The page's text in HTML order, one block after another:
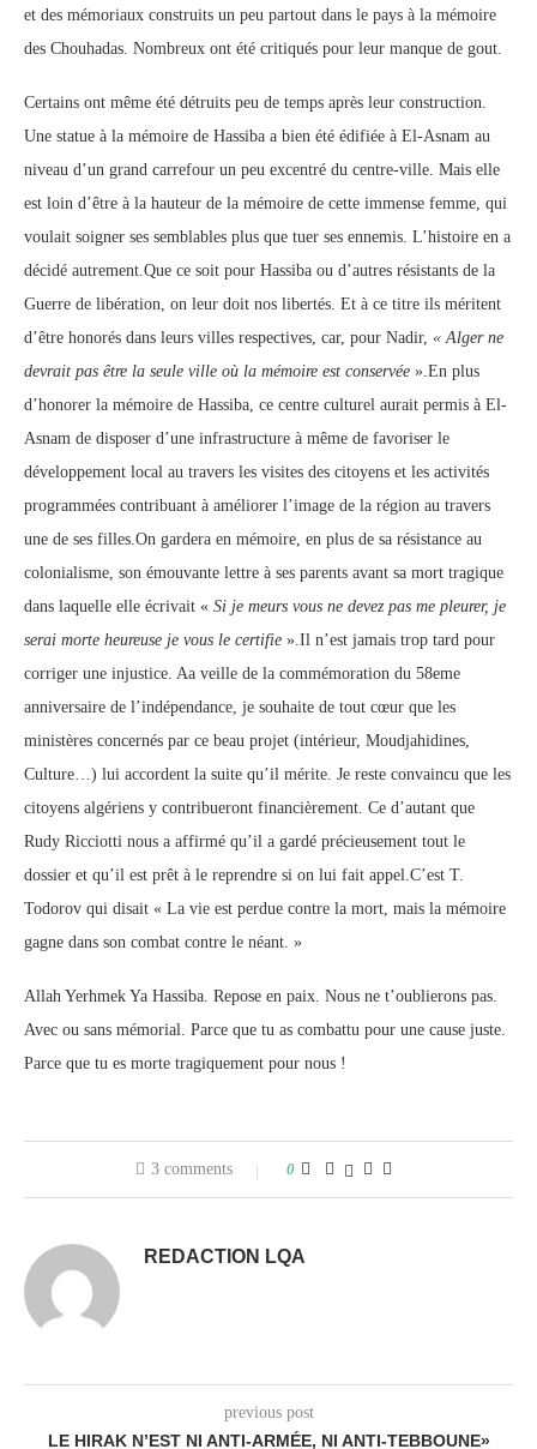
et des mémoriaux construits un peu partout dans le pays à la mémoire
des Chouhadas. Nombreux ont été critiqués pour leur manque de gout.
Certains ont même été détruits peu de temps après leur construction.
Une statue à la mémoire de Hassiba a bien été édifiée à El-Asnam au
niveau d’un grand carrefour un peu excentré du centre-ville. Mais elle
est loin d’être à la hauteur de la mémoire de cette immense femme, qui
voulait soigner ses semblables plus que tuer ses ennemis. L’histoire en a
décidé autrement.Que ce soit pour Hassiba ou d’autres résistants de la
Guerre de libération, on leur doit nos libertés. Et à ce titre ils méritent
d’être honorés dans leurs villes respectives, car, pour Nadir, « Alger ne
devrait pas être la seule ville où la mémoire est conservée ».En plus
d’honorer la mémoire de Hassiba, ce centre culturel aurait permis à El-
Asnam de disposer d’une infrastructure à même de favoriser le
développement local au travers les visites des citoyens et les activités
programmées contribuant à améliorer l’image de la région au travers
une de ses filles.On gardera en mémoire, en plus de sa résistance au
colonialisme, son émouvante lettre à ses parents avant sa mort tragique
dans laquelle elle écrivait « Si je meurs vous ne devez pas me pleurer, je
serai morte heureuse je vous le certifie ».Il n’est jamais trop tard pour
corriger une injustice. Aa veille de la commémoration du 58eme
anniversaire de l’indépendance, je souhaite de tout cœur que les
ministères concernés par ce beau projet (intérieur, Moudjahidines,
Culture…) lui accordent la suite qu’il mérite. Je reste convaincu que les
citoyens algériens y contribueront financièrement. Ce d’autant que
Rudy Ricciotti nous a affirmé qu’il a gardé précieusement tout le
dossier et qu’il est prêt à le reprendre si on lui fait appel.C’est T.
Todorov qui disait « La vie est perdue contre la mort, mais la mémoire
gagne dans son combat contre le néant. »
Allah Yerhmek Ya Hassiba. Repose en paix. Nous ne t’oublierons pas.
Avec ou sans mémorial. Parce que tu as combattu pour une cause juste.
Parce que tu es morte tragiquement pour nous !
3 comments 0
REDACTION LQA
previous post
LE HIRAK N’EST NI ANTI-ARMÉE, NI ANTI-TEBBOUNE»